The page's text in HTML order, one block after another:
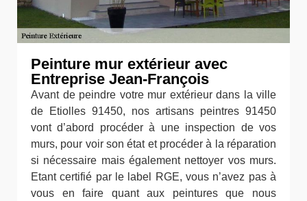
Peinture mur extérieur avec
Entreprise Jean-François
Avant de peindre votre mur extérieur dans la ville
de Etiolles 91450, nos artisans peintres 91450
vont d’abord procéder à une inspection de vos
murs, pour voir son état et procéder à la réparation
si nécessaire mais également nettoyer vos murs.
Etant certifié par le label RGE, vous n’avez pas à
vous en faire quant aux peintures que nous